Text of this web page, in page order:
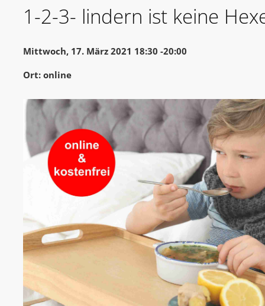
1-2-3- lindern ist keine
Mittwoch, 17. März 2021 18:30 -20:00
Ort: online